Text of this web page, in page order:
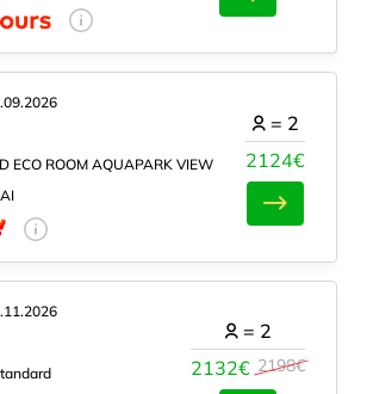
ECO ROOM AQUAPARK VIEW
2124€
= 2
2132€ 2198€
= 2